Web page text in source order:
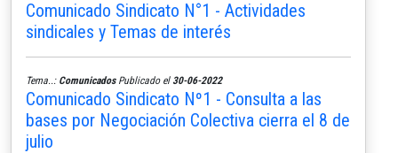
Comunicado Sindicato N°1 - Actividades
sindicales y Temas de interés
Tema..: ComunicadosPublicado el 30-06-2022
Comunicado Sindicato Nº1 - Consulta a las
bases por Negociación Colectiva cierra el 8 de
julio